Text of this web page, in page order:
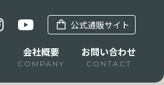
公式通販サイト
会社概要
COMPANY
お問い合わせ
CONTACT